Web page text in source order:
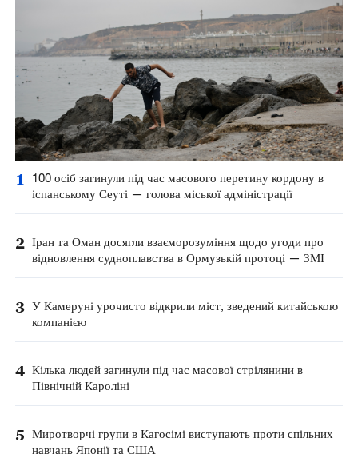
1
100 осіб загинули під час масового перетину кордону в
іспанському Сеуті — голова міської адміністрації
2 Іран та Оман досягли взаєморозуміння щодо угоди про
відновлення судноплавства в Ормузькій протоці — ЗМІ
3 У Камеруні урочисто відкрили міст, зведений китайською
компанією
4 Кілька людей загинули під час масової стрілянини в
Північній Кароліні
5 Миротворчі групи в Кагосімі виступають проти спільних
навчань Японії та США